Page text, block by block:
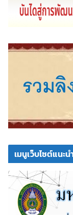
เมนูเว็บไซต์แนะน